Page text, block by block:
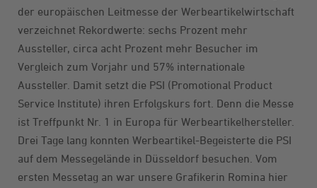
der europäischen Leitmesse der Werbeartikelwirtschaft
verzeichnet Rekordwerte: sechs Prozent mehr
Aussteller, circa acht Prozent mehr Besucher im
Vergleich zum Vorjahr und 57% internationale
Aussteller. Damit setzt die PSI (Promotional Product
Service Institute) ihren Erfolgskurs fort. Denn die Messe
ist Treffpunkt Nr. 1 in Europa für Werbeartikelhersteller.
Drei Tage lang konnten Werbeartikel-Begeisterte die PSI
auf dem Messegelände in Düsseldorf besuchen. Vom
ersten Messetag an war unsere Grafikerin Romina hier